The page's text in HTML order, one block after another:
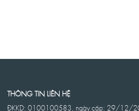
THÔNG TIN LIÊN HỆ
ĐKKD: 0100100583, ngày cấp: 29/12/